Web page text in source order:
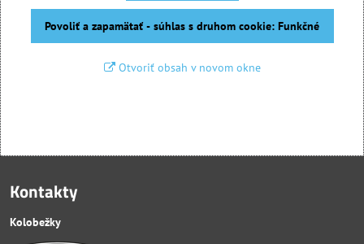
Povoliť a zapamätať - súhlas s druhom cookie: Funkčné
Otvoriť obsah v novom okne
Kontakty
Kolobežky